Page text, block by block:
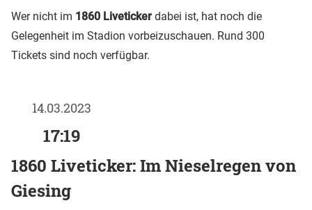
Wer nicht im 1860 Liveticker dabei ist, hat noch die
Gelegenheit im Stadion vorbeizuschauen. Rund 300
Tickets sind noch verfügbar.
14.03.2023
17:19
1860 Liveticker: Im Nieselregen von
Giesing